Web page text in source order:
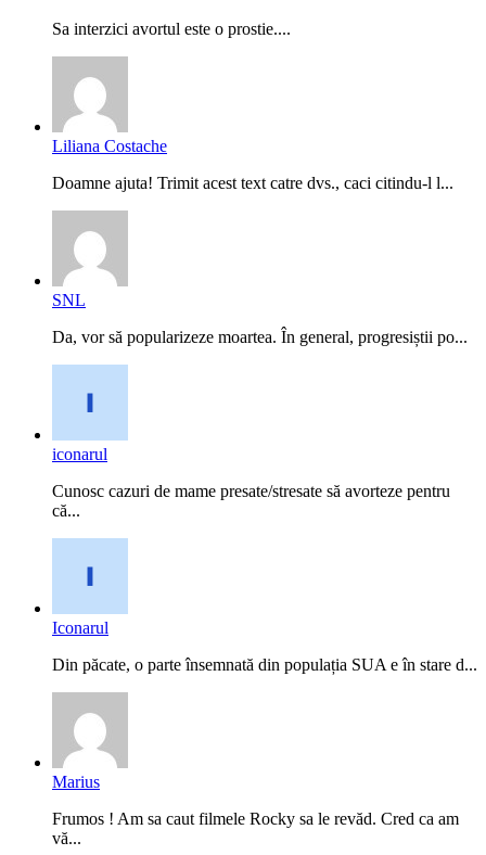
Sa interzici avortul este o prostie....
Liliana Costache
Doamne ajuta! Trimit acest text catre dvs., caci citindu-l l...
SNL
Da, vor să popularizeze moartea. În general, progresiștii po...
iconarul
Cunosc cazuri de mame presate/stresate să avorteze pentru
că...
Iconarul
Din păcate, o parte însemnată din populația SUA e în stare d...
Marius
Frumos ! Am sa caut filmele Rocky sa le revăd. Cred ca am
vă...